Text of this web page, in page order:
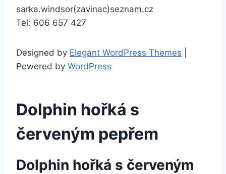
sarka.windsor(zavinac)seznam.cz
Tel: 606 657 427
Designed by Elegant WordPress Themes
Powered by WordPress
Dolphin hořká s
červeným pepřem
Dolphin hořká s červeným